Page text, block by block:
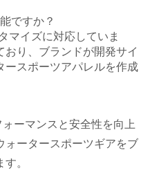
ですか？
マイズに対応していま
り、ブランドが開発サイ
ースポーツアパレルを作成
ーマンスと安全性を向上
ォータースポーツギアをブ
。